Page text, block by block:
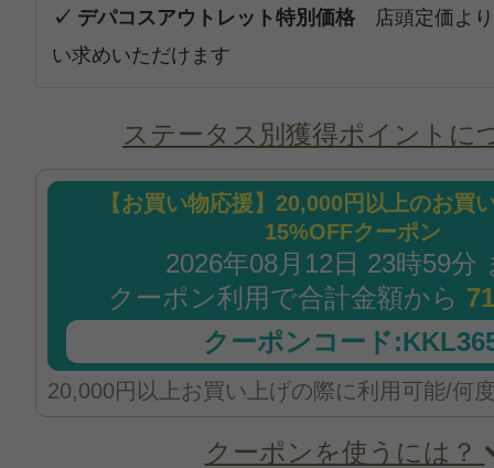
✓ デパコスアウトレット特別価格 店頭定価よ
い求めいただけます
ステータス別獲得ポイントに
【お買い物応援】20,000円以上のお買
15%OFFクーポン
2026年08月12日 23時59分
クーポン利用で合計金額から
クーポンコード
20,000円以上お買い上げの際に利用可能/何
クーポンを使うには？